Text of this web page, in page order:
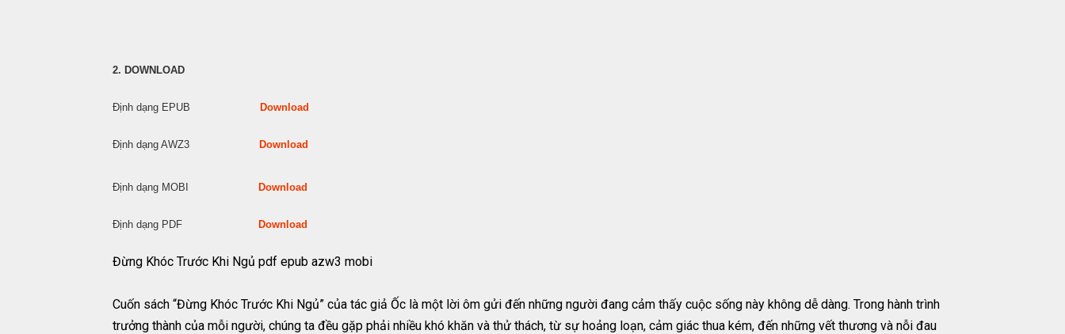
2. DOWNLOAD
Định dạng EPUB Download
Định dạng AWZ3 Download
Định dạng MOBI Download
Định dạng PDF Download
Đừng Khóc Trước Khi Ngủ pdf epub azw3 mobi
Cuốn sách “Đừng Khóc Trước Khi Ngủ” của tác giả Ốc là một lời ôm gửi đến những người đang cảm thấy cuộc sống này không dễ dàng. Trong hành trình
trưởng thành của mỗi người, chúng ta đều gặp phải nhiều khó khăn và thử thách, từ sự hoảng loạn, cảm giác thua kém, đến những vết thương và nỗi đau